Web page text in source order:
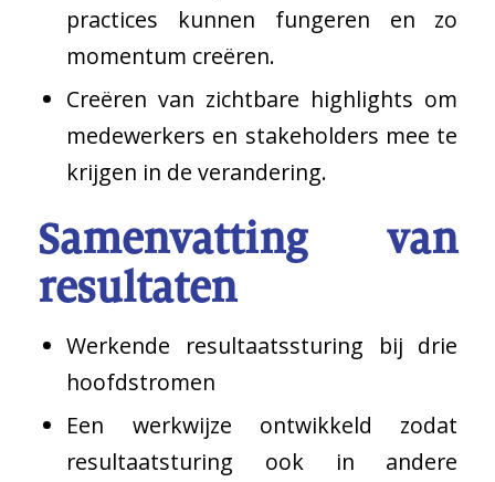
practices kunnen fungeren en zo
momentum creëren.
Creëren van zichtbare highlights om
medewerkers en stakeholders mee te
krijgen in de verandering.
Samenvatting van
resultaten
Werkende resultaatssturing bij drie
hoofdstromen
Een werkwijze ontwikkeld zodat
resultaatsturing ook in andere